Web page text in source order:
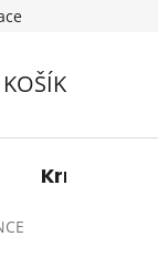
Krmení